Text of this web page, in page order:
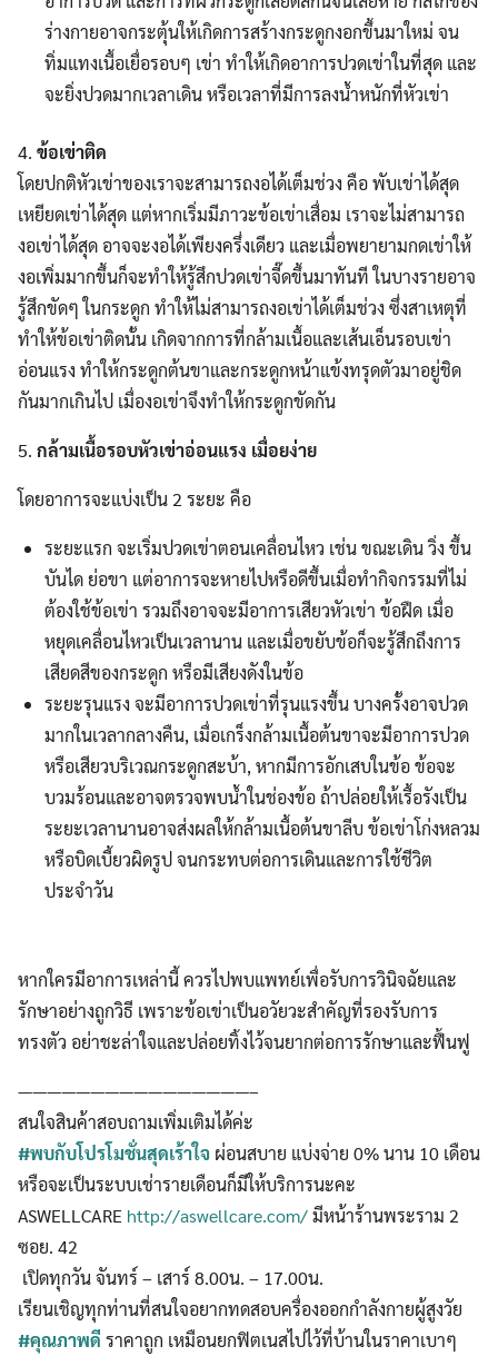
ร่างกายอาจกระตุ้นให้เกิดการสร้างกระดูกงอกขึ้นมาใหม่ จน
ทิ่มแทงเนื้อเยื่อรอบๆ เข่า ทำให้เกิดอาการปวดเข่าในที่สุด และ
จะยิ่งปวดมากเวลาเดิน หรือเวลาที่มีการลงน้ำหนักที่หัวเข่า
4. ข้อเข่าติด
โดยปกติหัวเข่าของเราจะสามารถงอได้เต็มช่วง คือ พับเข่าได้สุด
เหยียดเข่าได้สุด แต่หากเริ่มมีภาวะข้อเข่าเสื่อม เราจะไม่สามารถ
งอเข่าได้สุด อาจจะงอได้เพียงครึ่งเดียว และเมื่อพยายามกดเข่าให้
งอเพิ่มมากขึ้นก็จะทำให้รู้สึกปวดเข่าจี๊ดขึ้นมาทันที ในบางรายอาจ
รู้สึกขัดๆ ในกระดูก ทำให้ไม่สามารถงอเข่าได้เต็มช่วง ซึ่งสาเหตุที่
ทำให้ข้อเข่าติดนั้น เกิดจากการที่กล้ามเนื้อและเส้นเอ็นรอบเข่า
อ่อนแรง ทำให้กระดูกต้นขาและกระดูกหน้าแข้งทรุดตัวมาอยู่ชิด
กันมากเกินไป เมื่องอเข่าจึงทำให้กระดูกขัดกัน
5. กล้ามเนื้อรอบหัวเข่าอ่อนแรง เมื่อยง่าย
โดยอาการจะแบ่งเป็น 2 ระยะ คือ
ระยะแรก จะเริ่มปวดเข่าตอนเคลื่อนไหว เช่น ขณะเดิน วิ่ง ขึ้น
บันได ย่อขา แต่อาการจะหายไปหรือดีขึ้นเมื่อทำกิจกรรมที่ไม่
ต้องใช้ข้อเข่า รวมถึงอาจจะมีอาการเสียวหัวเข่า ข้อฝืด เมื่อ
หยุดเคลื่อนไหวเป็นเวลานาน และเมื่อขยับข้อก็จะรู้สึกถึงการ
เสียดสีของกระดูก หรือมีเสียงดังในข้อ
ระยะรุนแรง จะมีอาการปวดเข่าที่รุนแรงขึ้น บางครั้งอาจปวด
มากในเวลากลางคืน, เมื่อเกร็งกล้ามเนื้อต้นขาจะมีอาการปวด
หรือเสียวบริเวณกระดูกสะบ้า, หากมีการอักเสบในข้อ ข้อจะ
บวมร้อนและอาจตรวจพบน้ำในช่องข้อ ถ้าปล่อยให้เรื้อรังเป็น
ระยะเวลานานอาจส่งผลให้กล้ามเนื้อต้นขาลีบ ข้อเข่าโก่งหลวม
หรือบิดเบี้ยวผิดรูป จนกระทบต่อการเดินและการใช้ชีวิต
ประจำวัน
หากใครมีอาการเหล่านี้ ควรไปพบแพทย์เพื่อรับการวินิจฉัยและ
รักษาอย่างถูกวิธี เพราะข้อเข่าเป็นอวัยวะสำคัญที่รองรับการ
ทรงตัว อย่าชะล่าใจและปล่อยทิ้งไว้จนยากต่อการรักษาและฟื้นฟู
————————————————–
สนใจสินค้าสอบถามเพิ่มเติมได้ค่ะ
#พบกับโปรโมชั่นสุดเร้าใจ ผ่อนสบาย แบ่งจ่าย 0% นาน 10 เดือน
หรือจะเป็นระบบเช่ารายเดือนก็มีให้บริการนะคะ
ASWELLCARE http://aswellcare.com/มีหน้าร้านพระราม 2
ซอย. 42
เปิดทุกวัน จันทร์ – เสาร์ 8.00น. – 17.00น.
เรียนเชิญทุกท่านที่สนใจอยากทดสอบครื่องออกกำลังกายผู้สูงวัย
#คุณภาพดี ราคาถูก เหมือนยกฟิตเนสไปไว้ที่บ้านในราคาเบาๆ